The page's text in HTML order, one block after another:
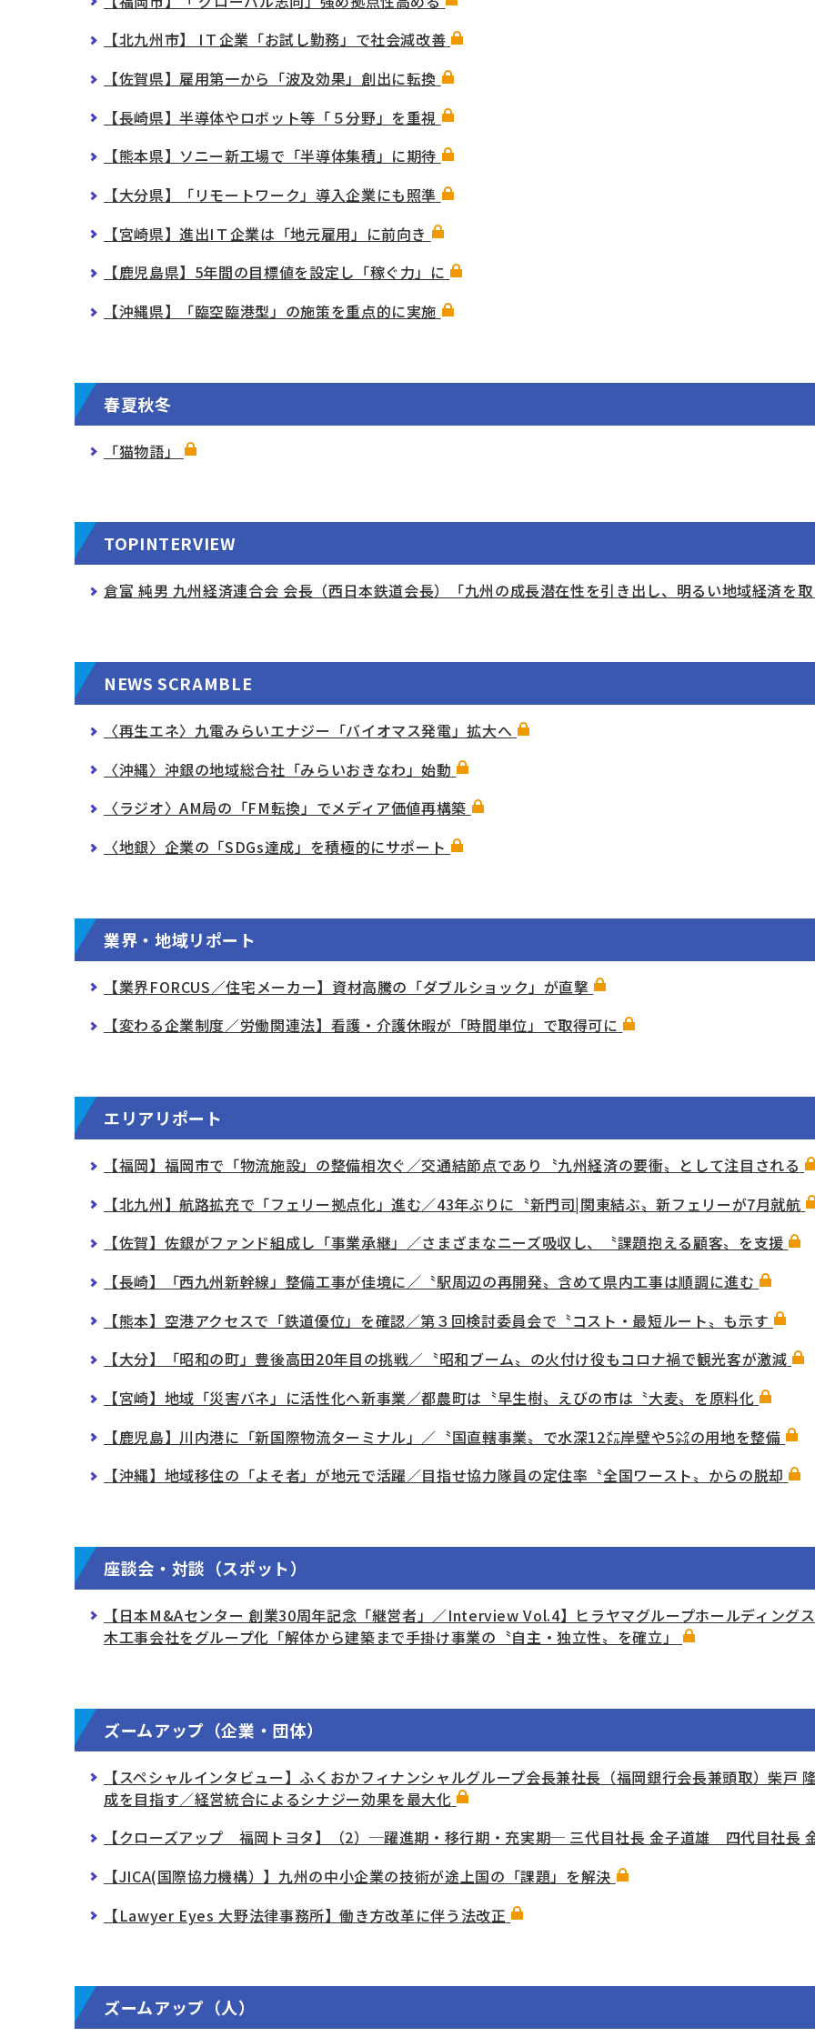
【北九州市】 IＴ企業「お試し勤務」で社会減改善
【佐賀県】雇用第一から「波及効果」創出に転換
【長崎県】半導体やロボット等「５分野」を重視
【熊本県】ソニー新工場で「半導体集積」に期待
【大分県】「リモートワーク」導入企業にも照準
【宮崎県】進出IＴ企業は「地元雇用」に前向き
【鹿児島県】5年間の目標値を設定し「稼ぐ力」に
【沖縄県】「臨空臨港型」の施策を重点的に実施
春夏秋冬
「猫物語」
TOPINTERVIEW
倉富 純男 九州経済連合会 会長（西日本鉄道会長）「九州の成長潜在性を引き出し、明るい地域経済を取
NEWS SCRAMBLE
〈再生エネ〉九電みらいエナジー「バイオマス発電」拡大へ
〈沖縄〉沖銀の地域総合社「みらいおきなわ」始動
〈ラジオ〉AM局の「FM転換」でメディア価値再構築
〈地銀〉企業の「SDGs達成」を積極的にサポート
業界・地域リポート
【業界FORCUS／住宅メーカー】資材高騰の「ダブルショック」が直撃
【変わる企業制度／労働関連法】看護・介護休暇が「時間単位」で取得可に
エリアリポート
【福岡】福岡市で「物流施設」の整備相次ぐ／交通結節点であり〝九州経済の要衝〟として注目される
【北九州】航路拡充で「フェリー拠点化」進む／43年ぶりに〝新門司|関東結ぶ〟新フェリーが7月就航
【佐賀】佐銀がファンド組成し「事業承継」／さまざまなニーズ吸収し、〝課題抱える顧客〟を支援
【長崎】「西九州新幹線」整備工事が佳境に／〝駅周辺の再開発〟含めて県内工事は順調に進む
【熊本】空港アクセスで「鉄道優位」を確認／第３回検討委員会で〝コスト・最短ルート〟も示す
【大分】「昭和の町」豊後高田20年目の挑戦／〝昭和ブーム〟の火付け役もコロナ禍で観光客が激減
【宮崎】地域「災害バネ」に活性化へ新事業／都農町は〝早生樹〟えびの市は〝大麦〟を原料化
【鹿児島】川内港に「新国際物流ターミナル」／〝国直轄事業〟で水深12㍍岸壁や5㌶の用地を整備
【沖縄】地域移住の「よそ者」が地元で活躍／目指せ協力隊員の定住率〝全国ワースト〟からの脱却
座談会・対談（スポット）
【日本M&Aセンター 創業30周年記念「継営者」／Interview Vol.4】ヒラヤマグループホールディング
木工事会社をグループ化「解体から建築まで手掛け事業の〝自主・独立性〟を確立」
ズームアップ（企業・団体）
【スペシャルインタビュー】ふくおかフィナンシャルグループ会長兼社長（福岡銀行会長兼頭取）柴戸
成を目指す／経営統合によるシナジー効果を最大化
【クローズアップ 福岡トヨタ】（2）─躍進期・移行期・充実期─ 三代目社長 金子道雄 四代目社長
【JICA(国際協力機構）】九州の中小企業の技術が途上国の「課題」を解決
【Lawyer Eyes 大野法律事務所】働き方改革に伴う法改正
ズームアップ（人）